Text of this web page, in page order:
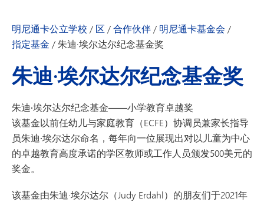
明尼通卡公立学校 / 区/合作伙伴/ 明尼通卡基金会 /
指定基金 /朱迪·埃尔达尔纪念基金奖
朱迪·埃尔达尔纪念基金奖
朱迪·埃尔达尔纪念基金——小学教育卓越奖
该基金以前任幼儿与家庭教育（ECFE）协调员兼家长指导
员朱迪·埃尔达尔命名，每年向一位展现出对以儿童为中心
的卓越教育高度承诺的学区教师或工作人员颁发500美元的
奖金。
该基金由朱迪·埃尔达尔（Judy Erdahl）的朋友们于2021年